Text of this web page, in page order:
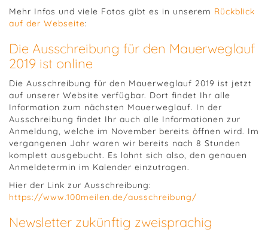
Mehr Infos und viele Fotos gibt es in unserem Rückblick
auf der Webseite:
Die Ausschreibung für den Mauerweglauf
2019 ist online
Die Ausschreibung für den Mauerweglauf 2019 ist jetzt
auf unserer Website verfügbar. Dort findet Ihr alle
Information zum nächsten Mauerweglauf. In der
Ausschreibung findet Ihr auch alle Informationen zur
Anmeldung, welche im November bereits öffnen wird. Im
vergangenen Jahr waren wir bereits nach 8 Stunden
komplett ausgebucht. Es lohnt sich also, den genauen
Anmeldetermin im Kalender einzutragen.
Hier der Link zur Ausschreibung:
https://www.100meilen.de/ausschreibung/
Newsletter zukünftig zweisprachig